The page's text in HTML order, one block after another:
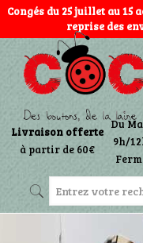
Congés du 25 juillet au
reprise des
Livraison offerte
à partir de 60€
Du
9h/